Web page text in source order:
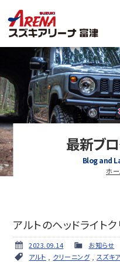
最新ブ
Blog and
ホ
アルトのヘッドライト
2023.09.14
お知らせ
アルト
クリーニング, スズキ